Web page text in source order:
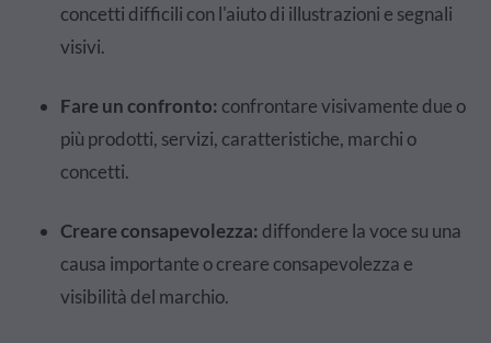
concetti difficili con l'aiuto di illustrazioni e segnali
visivi.
Fare un confronto: confrontare visivamente due o
più prodotti, servizi, caratteristiche, marchi o
concetti.
Creare consapevolezza: diffondere la voce su una
causa importante o creare consapevolezza e
visibilità del marchio.